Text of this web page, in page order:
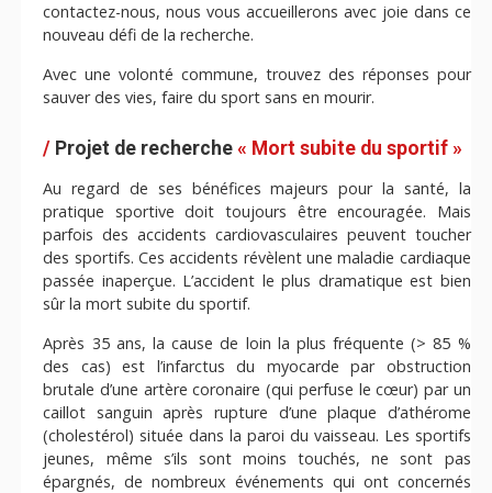
contactez-nous, nous vous accueillerons avec joie dans ce
nouveau défi de la recherche.
Avec une volonté commune, trouvez des réponses pour
sauver des vies, faire du sport sans en mourir.
/ Projet de recherche« Mort subite du sportif »
Au regard de ses bénéfices majeurs pour la santé, la
pratique sportive doit toujours être encouragée. Mais
parfois des accidents cardiovasculaires peuvent toucher
des sportifs. Ces accidents révèlent une maladie cardiaque
passée inaperçue. L’accident le plus dramatique est bien
sûr la mort subite du sportif.
Après 35 ans, la cause de loin la plus fréquente (> 85 %
des cas) est l’infarctus du myocarde par obstruction
brutale d’une artère coronaire (qui perfuse le cœur) par un
caillot sanguin après rupture d’une plaque d’athérome
(cholestérol) située dans la paroi du vaisseau. Les sportifs
jeunes, même s’ils sont moins touchés, ne sont pas
épargnés, de nombreux événements qui ont concernés